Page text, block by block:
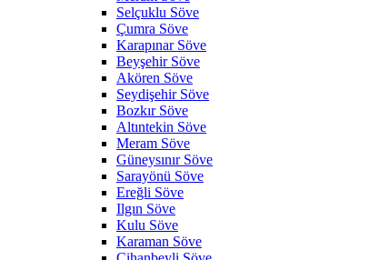
Selçuklu Söve
Çumra Söve
Karapınar Söve
Beyşehir Söve
Akören Söve
Seydişehir Söve
Bozkır Söve
Altıntekin Söve
Meram Söve
Güneysınır Söve
Sarayönü Söve
Ereğli Söve
Ilgın Söve
Kulu Söve
Karaman Söve